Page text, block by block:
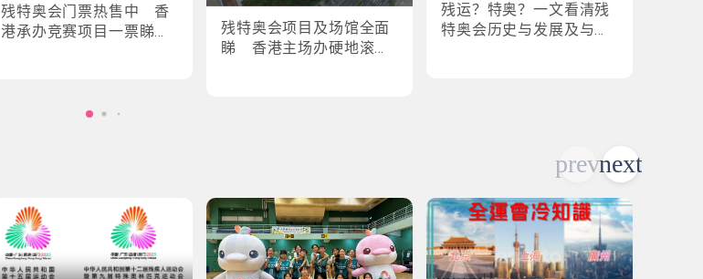
残特奥会门票热售中 香
港承办竞赛项目一票睇所
残特奥会项目及场馆全面
睇 香港主场办硬地滚球
残运？特奥？一文看清残
特奥会历史与发展及与全